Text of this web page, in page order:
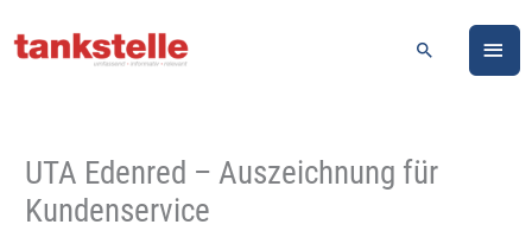
Inhalt
Suchen
UTA Edenred – Auszeichnung für
Kundenservice